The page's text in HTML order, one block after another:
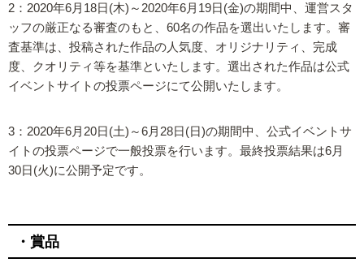
2：2020年6月18日(木)～2020年6月19日(金)の期間中、運営スタ
ッフの厳正なる審査のもと、60名の作品を選出いたします。審
査基準は、投稿された作品の人気度、オリジナリティ、完成
度、クオリティ等を基準といたします。選出された作品は公式
イベントサイトの投票ページにて公開いたします。
3：2020年6月20日(土)～6月28日(日)の期間中、公式イベントサ
イトの投票ページで一般投票を行います。最終投票結果は6月
30日(火)に公開予定です。
・賞品